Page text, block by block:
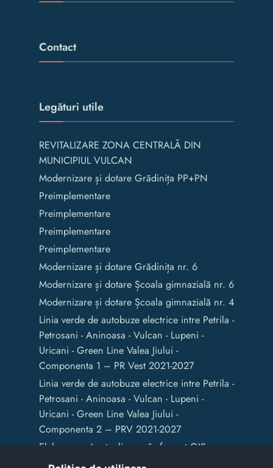
Contact
Legături utile
REVITALIZARE ZONA CENTRALĂ DIN
MUNICIPIUL VULCAN
Modernizare și dotare Grădinița PP+PN
Preimplementare
Preimplementare
Preimplementare
Preimplementare
Modernizare și dotare Grădinița nr. 6
Modernizare și dotare Școala gimnazială nr. 6
Modernizare și dotare Școala gimnazială nr. 4
Linia verde de autobuze electrice intre Petrila -
Petrosani - Aninoasa - Vulcan - Lupeni -
Uricani - Green Line Valea Jiului -
Componenta 1 – PR Vest 2021-2027
Linia verde de autobuze electrice intre Petrila -
Petrosani - Aninoasa - Vulcan - Lupeni -
Uricani - Green Line Valea Jiului -
Componenta 2 – PRV 2021-2027
Elaborarea / actualizarea în format GIS a
documentelor de amenajare a teritoriului și